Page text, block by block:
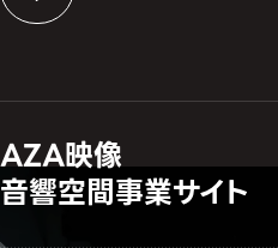
AZA映像
音響空間事業サイト